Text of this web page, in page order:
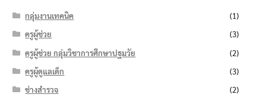
กลุ่มงานเทคนิค
(1)
ครูผู้ช่วย
(3)
ครูผู้ช่วย กลุ่มวิชาการศึกษาปฐมวัย
(2)
ครูผู้ดูแลเด็ก
(3)
ช่างสำรวจ
(2)